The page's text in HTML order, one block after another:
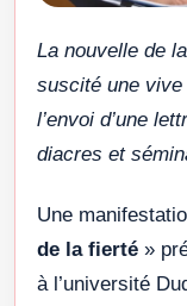
La nouvelle de
suscité une vive
l’envoi d’une
diacres et
Une
de la fierté »
à l’université